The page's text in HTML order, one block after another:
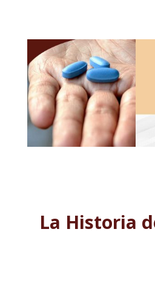
La Historia